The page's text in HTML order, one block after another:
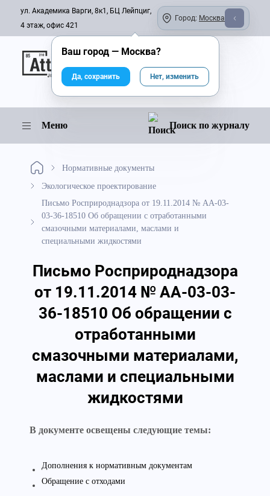
ул. Академика Варги, 8к1, БЦ Лейпциг,
4 этаж, офис 421
Город: Москва
Онлайн-журнал
Меню Поиск по журналу
Нормативные документы
Экологическое проектирование
Письмо Росприроднадзора от 19.11.2014 № АА-03-
03-36-18510 Об обращении с отработанными
смазочными материалами, маслами и
специальными жидкостями
Письмо Росприроднадзора
от 19.11.2014 № АА-03-03-
36-18510 Об обращении с
отработанными
смазочными материалами,
маслами и специальными
жидкостями
В документе освещены следующие темы:
Дополнения к нормативным документам
Обращение с отходами
Ваш город — Москва?
Да, сохранить Нет, изменить